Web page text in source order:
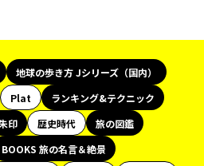
地球の歩き方 Jシリーズ（国内）
Plat
ランキング&テクニック
印 歴史時代
旅の図鑑
BOOKS 旅の名言＆絶景